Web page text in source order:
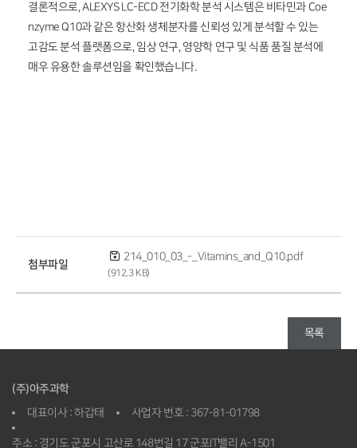
결론적으로, ALEXYS LC-ECD 전기화학 분석 시스템은 비타민과 Coe
nzyme Q10과 같은 항산화 생체분자를 신뢰성 있게 분석할 수 있는
고감도 분석 플랫폼으로, 임상 연구, 영양학 연구 및 식품 품질 분석에
매우 유용한 솔루션임을 확인했습니다.
첨부파일
214_010_03_-_Vitamins_and_Q10.pdf
(912.3 KB)
목록
(주)아주과학
대표이사 : 하갑태 사업자 번호 : 367-81-01798
주소 : 경기도 군포시 고산로 148번길 17 군포IT밸리 A-1501